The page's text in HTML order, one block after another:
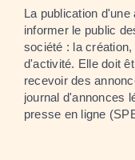
La publication
informer le public
société : la
d'activité. Elle doit
recevoir des
journal d'annonces
presse en ligne